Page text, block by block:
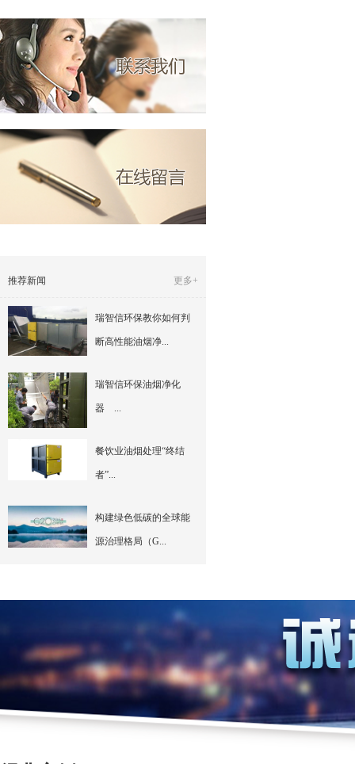
推荐新闻 更多+
瑞智信环保教你如何判
断高性能油烟净...
瑞智信环保油烟净化
器 ...
餐饮业油烟处理“终结
者”...
构建绿色低碳的全球能
源治理格局（G...